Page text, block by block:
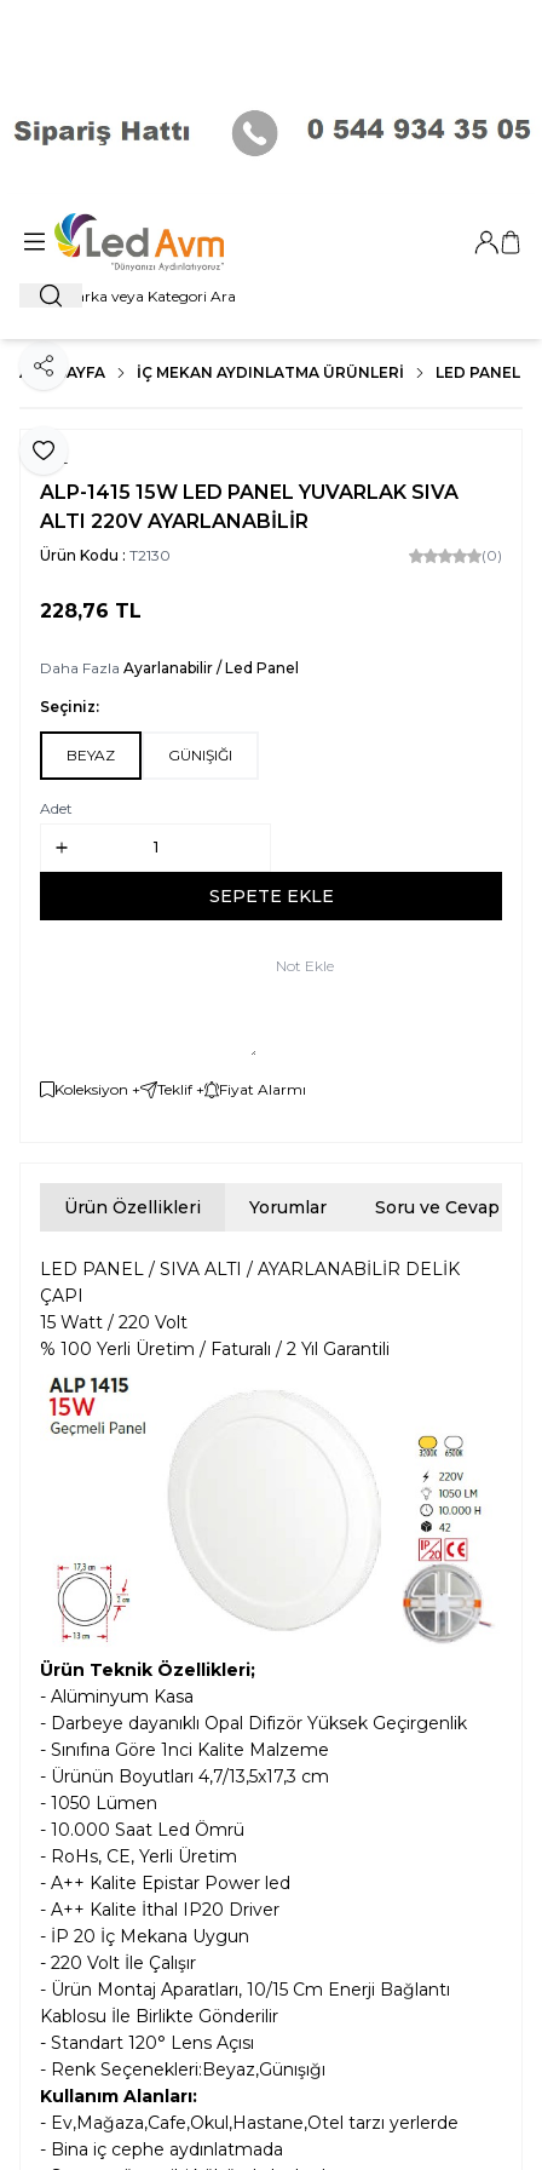
Ara
Giriş
ANA SAYFA İÇ MEKAN AYDINLATMA ÜRÜNLERI LED PANEL
Favoriye Ekle
Paylaş
YCL
ALP-1415 15W LED PANEL YUVARLAK SIVA
ALTI 220V AYARLANABİLİR
Ürün Kodu : T2130 (0)
228,76 TL
Daha Fazla Ayarlanabilir / Led Panel
Seçiniz:
BEYAZ GÜNIŞIĞI
Adet
SEPETE EKLE
Not Ekle
Koleksiyon + Teklif + Fiyat Alarmı
Ürün Özellikleri Yorumlar Soru ve Cevap
LED PANEL / SIVA ALTI / AYARLANABİLİR DELİK
ÇAPI
15 Watt / 220 Volt
% 100 Yerli Üretim / Faturalı / 2 Yıl Garantili
Ürün Teknik Özellikleri;
- Alüminyum Kasa
- Darbeye dayanıklı Opal Difizör Yüksek Geçirgenlik
- Sınıfına Göre 1nci Kalite Malzeme
- Ürünün Boyutları 4,7/13,5x17,3 cm
- 1050 Lümen
- 10.000 Saat Led Ömrü
- RoHs, CE, Yerli Üretim
- A++ Kalite Epistar Power led
- A++ Kalite İthal IP20 Driver
- İP 20 İç Mekana Uygun
- 220 Volt İle Çalışır
- Ürün Montaj Aparatları, 10/15 Cm Enerji Bağlantı
Kablosu İle Birlikte Gönderilir
- Standart 120° Lens Açısı
- Renk Seçenekleri:Beyaz,Günışığı
Kullanım Alanları:
- Ev,Mağaza,Cafe,Okul,Hastane,Otel tarzı yerlerde
- Bina iç cephe aydınlatmada